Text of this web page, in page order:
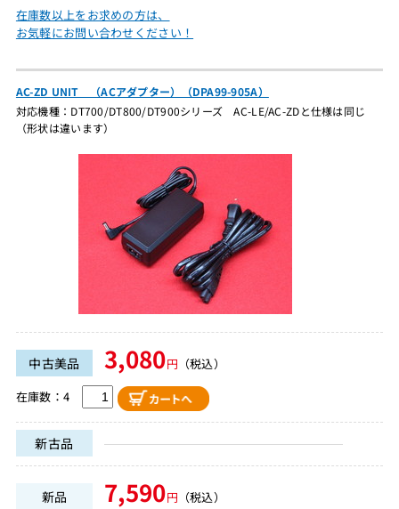
在庫数以上をお求めの方は、
お気軽にお問い合わせください！
AC-ZD UNIT （ACアダプター）（DPA99-905A）
対応機種：DT700/DT800/DT900シリーズ AC-LE/AC-ZDと仕様は同じ
（形状は違います）
中古美品 3,080円 （税込）
在庫数：4
新古品
新品 7,590円 （税込）